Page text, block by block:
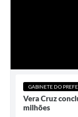
GABINETE DO
Vera Cruz
milhões